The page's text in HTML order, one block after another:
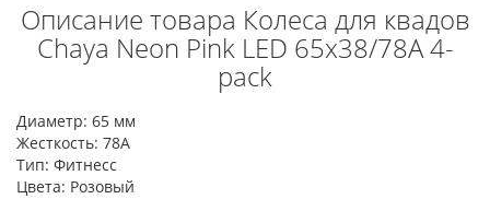
Описание товара Колеса для квадов
Chaya Neon Pink LED 65x38/78A 4-
pack
Диаметр: 65 мм
Жесткость: 78A
Тип: Фитнесс
Цвета: Розовый